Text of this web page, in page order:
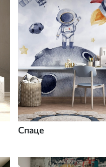
Спаце